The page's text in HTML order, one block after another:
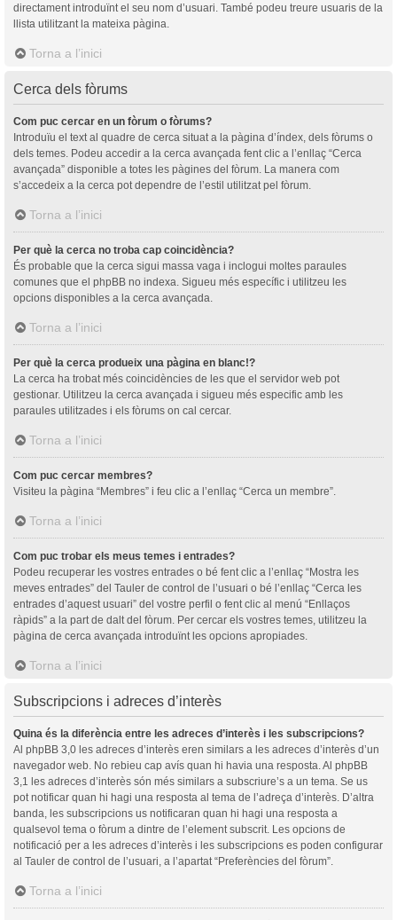
directament introduïnt el seu nom d’usuari. També podeu treure usuaris de la
llista utilitzant la mateixa pàgina.
Torna a l’inici
Cerca dels fòrums
Com puc cercar en un fòrum o fòrums?
Introduïu el text al quadre de cerca situat a la pàgina d’índex, dels fòrums o
dels temes. Podeu accedir a la cerca avançada fent clic a l’enllaç “Cerca
avançada” disponible a totes les pàgines del fòrum. La manera com
s’accedeix a la cerca pot dependre de l’estil utilitzat pel fòrum.
Torna a l’inici
Per què la cerca no troba cap coincidència?
És probable que la cerca sigui massa vaga i inclogui moltes paraules
comunes que el phpBB no indexa. Sigueu més específic i utilitzeu les
opcions disponibles a la cerca avançada.
Torna a l’inici
Per què la cerca produeix una pàgina en blanc!?
La cerca ha trobat més coincidències de les que el servidor web pot
gestionar. Utilitzeu la cerca avançada i sigueu més especific amb les
paraules utilitzades i els fòrums on cal cercar.
Torna a l’inici
Com puc cercar membres?
Visiteu la pàgina “Membres” i feu clic a l’enllaç “Cerca un membre”.
Torna a l’inici
Com puc trobar els meus temes i entrades?
Podeu recuperar les vostres entrades o bé fent clic a l’enllaç “Mostra les
meves entrades” del Tauler de control de l’usuari o bé l’enllaç “Cerca les
entrades d’aquest usuari” del vostre perfil o fent clic al menú “Enllaços
ràpids” a la part de dalt del fòrum. Per cercar els vostres temes, utilitzeu la
pàgina de cerca avançada introduïnt les opcions apropiades.
Torna a l’inici
Subscripcions i adreces d’interès
Quina és la diferència entre les adreces d’interès i les subscripcions?
Al phpBB 3,0 les adreces d’interès eren similars a les adreces d’interès d’un
navegador web. No rebieu cap avís quan hi havia una resposta. Al phpBB
3,1 les adreces d’interès són més similars a subscriure’s a un tema. Se us
pot notificar quan hi hagi una resposta al tema de l’adreça d’interès. D’altra
banda, les subscripcions us notificaran quan hi hagi una resposta a
qualsevol tema o fòrum a dintre de l’element subscrit. Les opcions de
notificació per a les adreces d’interès i les subscripcions es poden configurar
al Tauler de control de l’usuari, a l’apartat “Preferències del fòrum”.
Torna a l’inici